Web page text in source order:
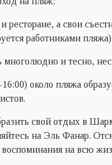
ресторане, а свои
работниками
и тесно,
около пляжа
свой отдых в
на Эль Фанар.
на всю